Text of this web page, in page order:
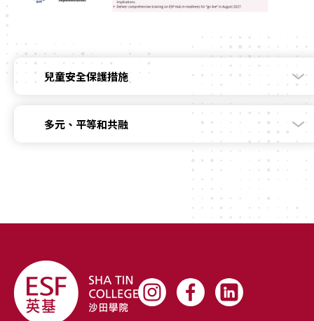
兒童安全保護措施
多元、平等和共融